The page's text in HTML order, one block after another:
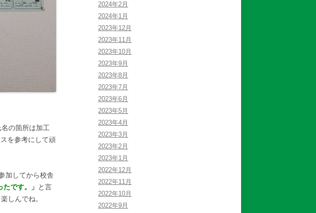
の箇所は加工
を参考にして頑
加してから校舎
です。」 と言
しんでね。
2024年2月
2024年1月
2023年12月
2023年11月
2023年10月
2023年9月
2023年8月
2023年7月
2023年6月
2023年5月
2023年4月
2023年3月
2023年2月
2023年1月
2022年12月
2022年11月
2022年10月
2022年9月